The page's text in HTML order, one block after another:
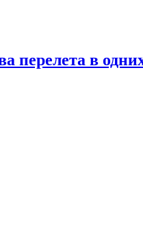
перелета в